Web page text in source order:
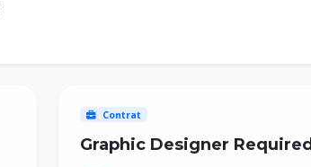
Contrat
Graphic Designer Required